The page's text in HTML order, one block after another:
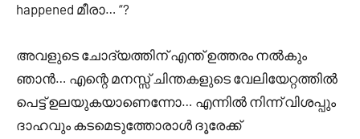
happened മീരാ… “?
അവളുടെ ചോദ്യത്തിന് എന്ത് ഉത്തരം നൽകും
ഞാൻ… എന്റെ മനസ്സ് ചിന്തകളുടെ വേലിയേറ്റത്തിൽ
പെട്ട് ഉലയുകയാണെന്നോ… എന്നിൽ നിന്ന് വിശപ്പും
ദാഹവും കടമെടുത്തോരാൾ ദൂരേക്ക്